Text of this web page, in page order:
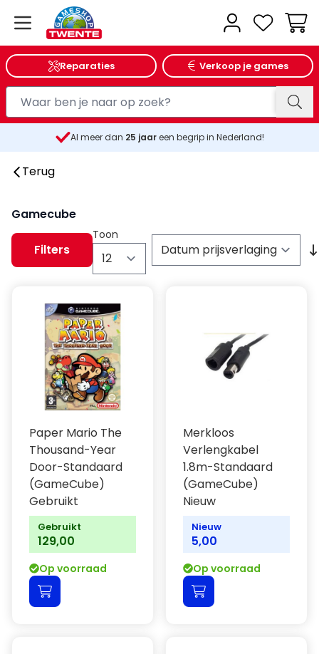
Reparaties Verkoop je games
Al meer dan 25 jaareen begrip in Nederland!
Terug
Gamecube
Filters
Toon
per pagina
Paper Mario The
Thousand-Year
Door-Standaard
(GameCube)
Gebruikt
Gebruikt
129,00
Op voorraad
Merkloos
Verlengkabel
1.8m-Standaard
(GameCube)
Nieuw
Nieuw
5,00
Op voorraad